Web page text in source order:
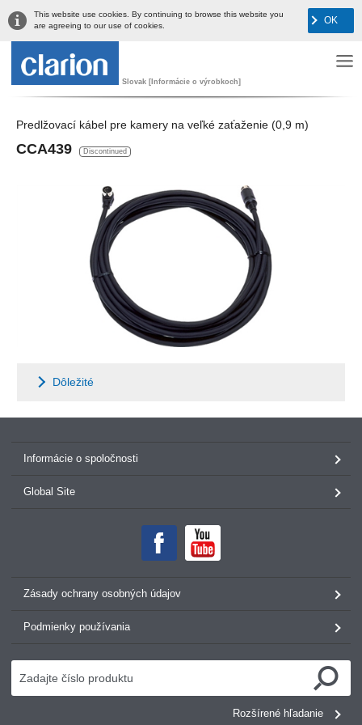
This website use cookies. By continuing to browse this website you
are agreeing to our use of cookies.
OK
Slovak [Informácie o výrobkoch]
Predlžovací kábel pre kamery na veľké zaťaženie (0,9 m)
CCA439 Discontinued
Dôležité
Informácie o spoločnosti
Global Site
Zásady ochrany osobných údajov
Podmienky používania
Rozšírené hľadanie